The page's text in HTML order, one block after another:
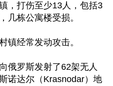
，打伤至少13人，包括3
几栋公寓楼受损。
镇经常发动攻击。
俄罗斯发射了62架无人
诺达尔（Krasnodar）地